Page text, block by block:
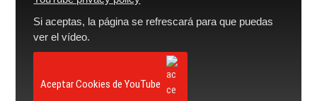
Si aceptas, la página se refrescará para que puedas
ver el vídeo.
Aceptar Cookies de YouTube